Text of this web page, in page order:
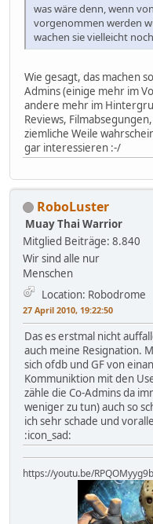
was wäre denn, wenn
vorgenommen werden
wachen sie vielleicht
Wie gesagt, das machen
Admins (einige mehr im
andere mehr im
Reviews,
ziemliche Weile
gar interessieren :-/
RoboLuster
Muay Thai Warrior
Mitglied Beiträge: 8.840
Wir sind alle nur
Menschen
Location: Robodrome
27 April 2010, 19:22:50
Das es erstmal nicht
auch meine Resignation.
sich ofdb und GF von
Kommuniktion mit den
zähle die Co-Admins da
weniger zu tun) auch so
ich sehr schade und
:icon_sad:
https://youtu.be/